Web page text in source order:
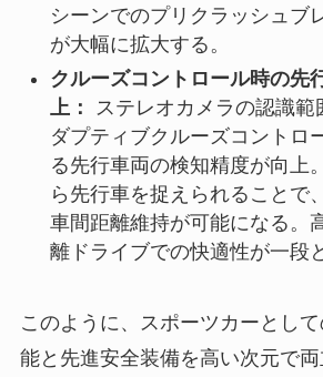
シーンでのプリクラッシュブ
が大幅に拡大する。
クルーズコントロール時の先
上：
ステレオカメラの認識
ダプティブクルーズコントロ
る先行車両の検知精度が向上
ら先行車を捉えられることで
車間距離維持が可能になる。
離ドライブでの快適性が一段
このように、スポーツカーとし
能と先進安全装備を高い次元で